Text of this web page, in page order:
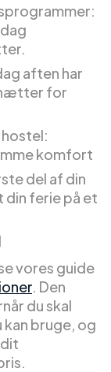
aften har
for
komfort
del af din
din ferie på et
vores guide
. Den
du skal
bruge, og